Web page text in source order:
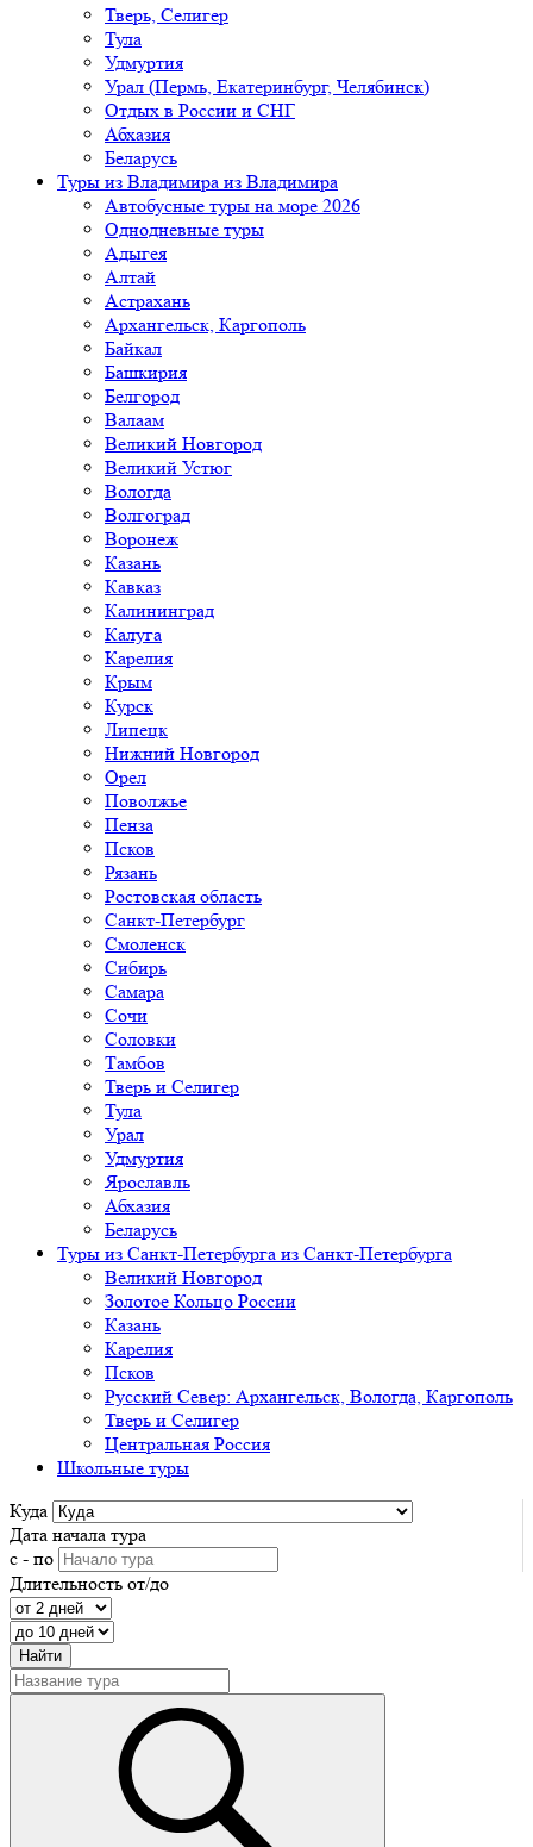
Тверь, Селигер
Тула
Удмуртия
Урал (Пермь, Екатеринбург, Челябинск)
Отдых в России и СНГ
Абхазия
Беларусь
Туры из Владимира из Владимира
Автобусные туры на море 2026
Однодневные туры
Адыгея
Алтай
Астрахань
Архангельск, Каргополь
Байкал
Башкирия
Белгород
Валаам
Великий Новгород
Великий Устюг
Вологда
Волгоград
Воронеж
Казань
Кавказ
Калининград
Калуга
Карелия
Крым
Курск
Липецк
Нижний Новгород
Орел
Поволжье
Пенза
Псков
Рязань
Ростовская область
Санкт-Петербург
Смоленск
Сибирь
Самара
Сочи
Соловки
Тамбов
Тверь и Селигер
Тула
Урал
Удмуртия
Ярославль
Абхазия
Беларусь
Туры из Санкт-Петербурга из Санкт-Петербурга
Великий Новгород
Золотое Кольцо России
Казань
Карелия
Псков
Русский Север: Архангельск, Вологда, Каргополь
Тверь и Селигер
Центральная Россия
Школьные туры
Куда
Дата начала тура
с - по
Длительность от/до